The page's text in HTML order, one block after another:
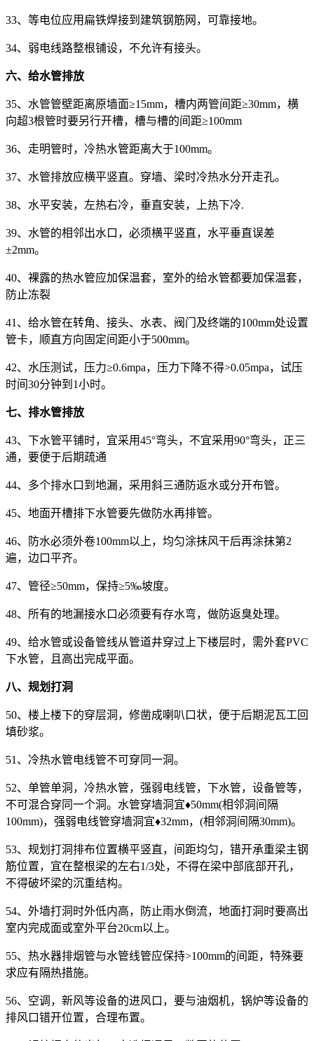
33、等电位应用扁铁焊接到建筑钢筋网，可靠接地。
34、弱电线路整根铺设，不允许有接头。
六、给水管排放
35、水管管壁距离原墙面≥15mm，槽内两管间距≥30mm，横
向超3根管时要另行开槽，槽与槽的间距≥100mm
36、走明管时，冷热水管距离大于100mm。
37、水管排放应横平竖直。穿墙、梁时冷热水分开走孔。
38、水平安装，左热右冷，垂直安装，上热下冷.
39、水管的相邻出水口，必须横平竖直，水平垂直误差
±2mm。
40、裸露的热水管应加保温套，室外的给水管都要加保温套，
防止冻裂
41、给水管在转角、接头、水表、阀门及终端的100mm处设置
管卡，顺直方向固定间距小于500mm。
42、水压测试，压力≥0.6mpa，压力下降不得>0.05mpa，试压
时间30分钟到1小时。
七、排水管排放
43、下水管平铺时，宜采用45°弯头，不宜采用90°弯头，正三
通，要便于后期疏通
44、多个排水口到地漏，采用斜三通防返水或分开布管。
45、地面开槽排下水管要先做防水再排管。
46、防水必须外卷100mm以上，均匀涂抹风干后再涂抹第2
遍，边口平齐。
47、管径≥50mm，保持≥5‰坡度。
48、所有的地漏接水口必须要有存水弯，做防返臭处理。
49、给水管或设备管线从管道井穿过上下楼层时，需外套PVC
下水管，且高出完成平面。
八、规划打洞
50、楼上楼下的穿层洞，修凿成喇叭口状，便于后期泥瓦工回
填砂浆。
51、冷热水管电线管不可穿同一洞。
52、单管单洞，冷热水管，强弱电线管，下水管，设备管等，
不可混合穿同一个洞。水管穿墙洞宜♦50mm(相邻洞间隔
100mm)，强弱电线管穿墙洞宜♦32mm，(相邻洞间隔30mm)。
53、规划打洞排布位置横平竖直，间距均匀，错开承重梁主钢
筋位置，宜在整根梁的左右1/3处，不得在梁中部底部开孔，
不得破坏梁的沉重结构。
54、外墙打洞时外低内高，防止雨水倒流，地面打洞时要高出
室内完成面或室外平台20cm以上。
55、热水器排烟管与水管线管应保持>100mm的间距，特殊要
求应有隔热措施。
56、空调，新风等设备的进风口，要与油烟机，锅炉等设备的
排风口错开位置，合理布置。